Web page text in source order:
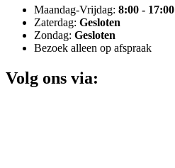
Maandag-Vrijdag: 8:00 - 17:00
Zaterdag: Gesloten
Zondag: Gesloten
Bezoek alleen op afspraak
Volg ons via: